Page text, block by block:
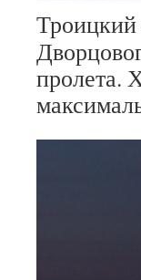
Троицкий
пролета.